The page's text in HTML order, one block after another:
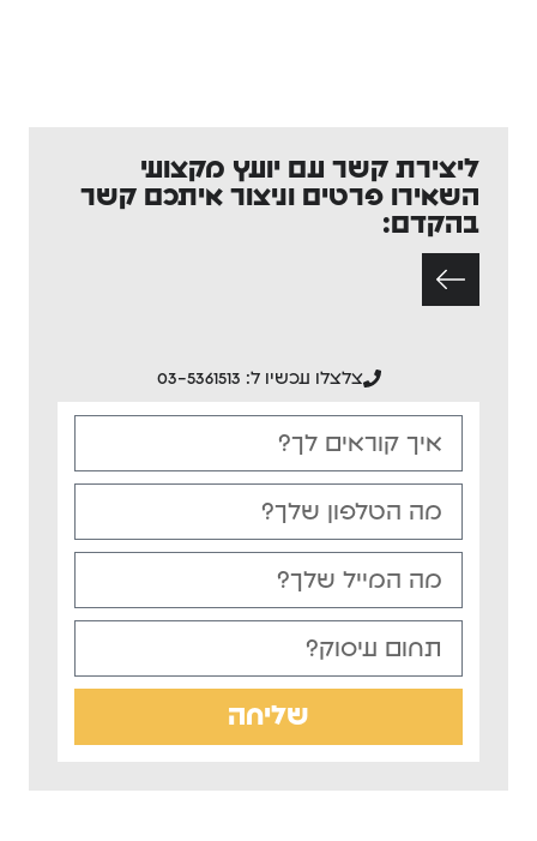
ליצירת קשר עם יועץ מקצועי
השאירו פרטים וניצור איתכם קשר
בהקדם:
צלצלו עכשיו ל: 03-5361513
שליחה